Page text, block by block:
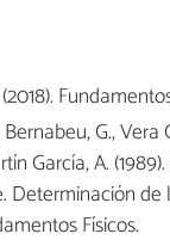
G., Vera
García, A.
Determinación
Físicos.